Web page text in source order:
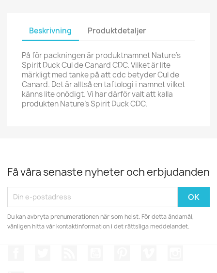
Beskrivning Produktdetaljer
På för packningen är produktnamnet Nature's
Spirit Duck Cul de Canard CDC. Vilket är lite
märkligt med tanke på att cdc betyder Cul de
Canard. Det är alltså en taftologi i namnet vilket
känns lite onödigt. Vi har därför valt att kalla
produkten Nature's Spirit Duck CDC.
Få våra senaste nyheter och erbjudanden
Du kan avbryta prenumerationen när som helst. För detta ändamål,
vänligen hitta vår kontaktinformation i det rättsliga meddelandet.